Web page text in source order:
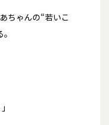
ちゃんの“若いこ